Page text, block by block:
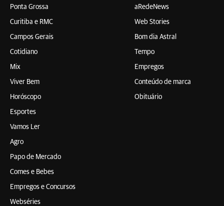
Ponta Grossa
Curitiba e RMC
Campos Gerais
Cotidiano
Mix
Viver Bem
Horóscopo
Esportes
Vamos Ler
Agro
Papo de Mercado
Comes e Bebes
Empregos e Concursos
Webséries
aRedeNews
Web Stories
Bom dia Astral
Tempo
Empregos
Conteúdo de marca
Obituário